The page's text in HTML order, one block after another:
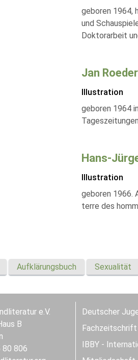
geboren 1964,
und
Doktorarbeit
Jan Roeder
Illustration
geboren 1964
Hans-
Illustration
geboren 1966.
terre des
Aufklärungsbuch Sexualität
e.V.
B
80 806
Deutscher
IBBY -